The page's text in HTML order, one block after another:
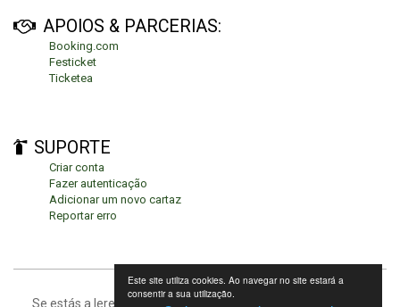
Este site utiliza cookies. Ao navegar no site estará a
consentir a sua utilização.
APOIOS & PARCERIAS:
Booking.com
Festicket
Ticketea
SUPORTE
Criar conta
Fazer autenticação
Adicionar um novo cartaz
Reportar erro
Se estás a leres isto, significa que estás no fundo da página.